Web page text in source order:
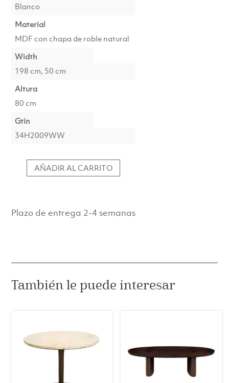
Blanco
Material
MDF con chapa de roble natural
Width
198 cm, 50 cm
Altura
80 cm
Gtin
34H2009WW
Aparador
con
AÑADIR AL CARRITO
Plazo de entrega 2-4 semanas
También le puede interesar